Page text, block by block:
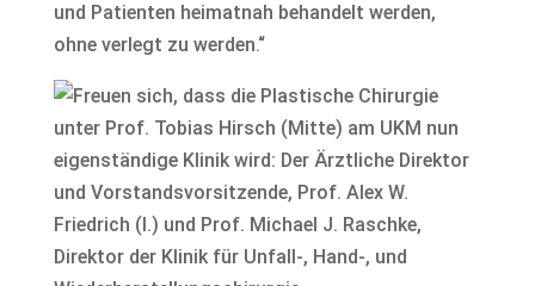
und Patienten heimatnah behandelt werden,
ohne verlegt zu werden.“